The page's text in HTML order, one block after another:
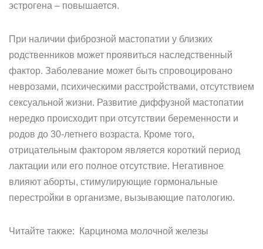
эстрогена – повышается.
При наличии фиброзной мастопатии у близких
родственников может проявиться наследственный
фактор. Заболевание может быть спровоцировано
неврозами, психическими расстройствами, отсутствием
сексуальной жизни. Развитие диффузной мастопатии
нередко происходит при отсутствии беременности и
родов до 30-летнего возраста. Кроме того,
отрицательным фактором является короткий период
лактации или его полное отсутствие. Негативное
влияют аборты, стимулирующие гормональные
перестройки в организме, вызывающие патологию.
Читайте также: Карцинома молочной железы